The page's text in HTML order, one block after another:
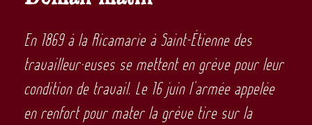
En 1869 à la Ricamarie à Saint-Étienne des
travailleur·euses se mettent en grève pour leur
condition de travail. Le 16 juin l’armée appelée
en renfort pour mater la grève tire sur la